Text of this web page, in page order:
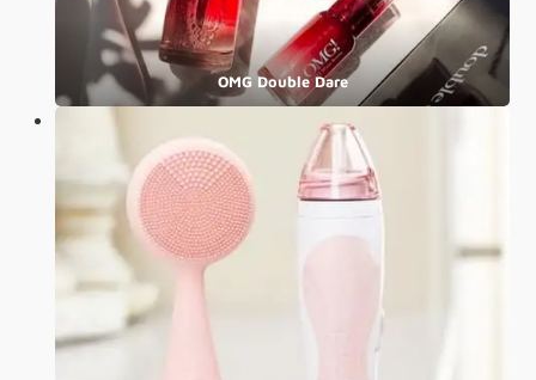
OMG Double Dare